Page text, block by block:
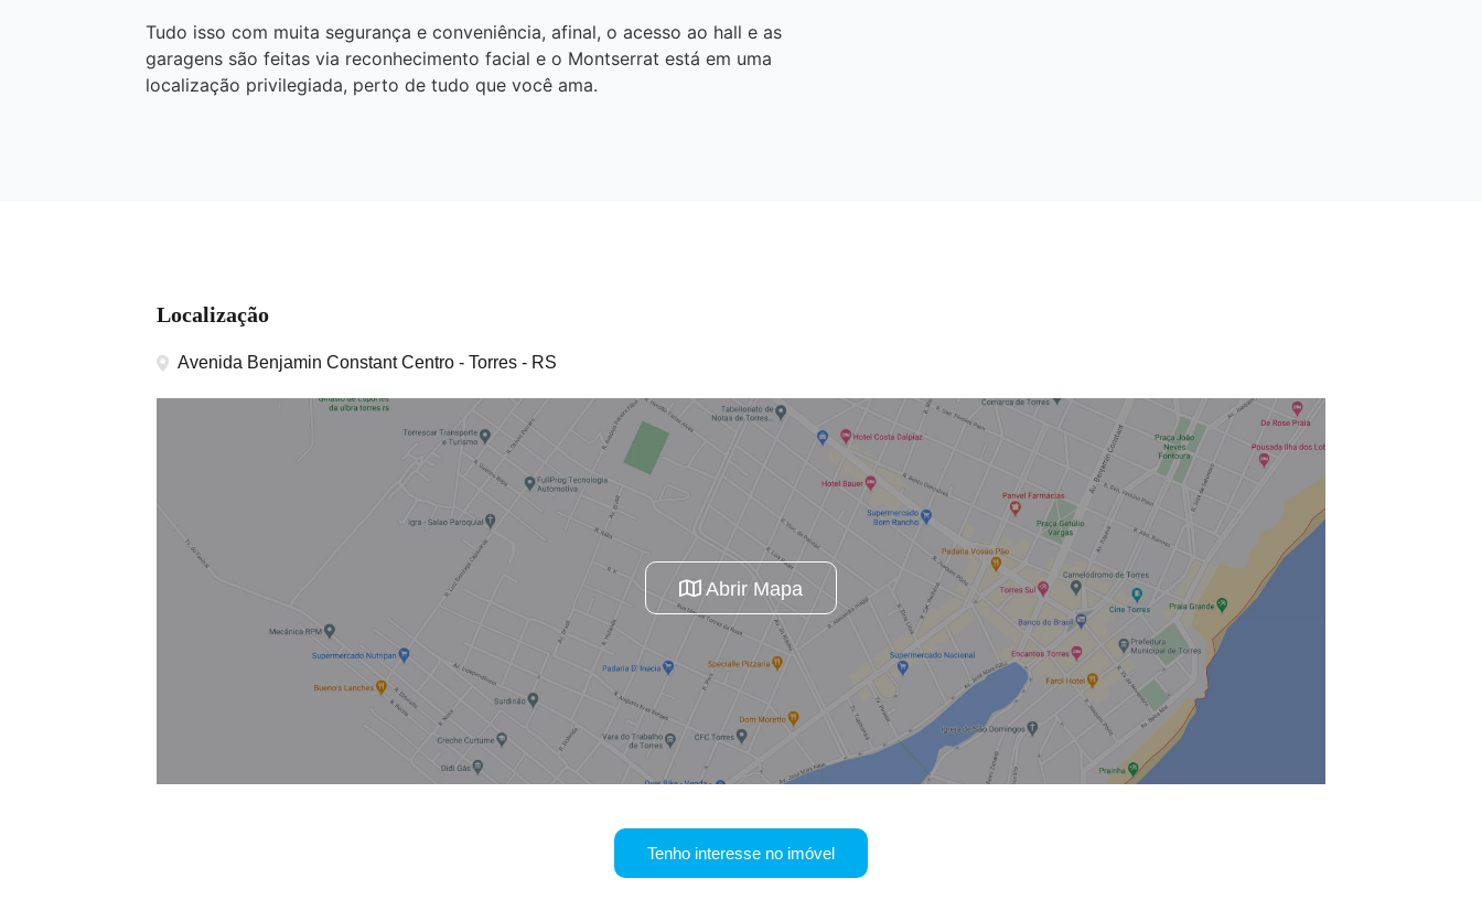
Tudo isso com muita segurança e conveniência, afinal, o acesso ao hall e as
garagens são feitas via reconhecimento facial e o Montserrat está em uma
localização privilegiada, perto de tudo que você ama.
Localização
Avenida Benjamin Constant Centro - Torres - RS
Abrir Mapa
Tenho interesse no imóvel